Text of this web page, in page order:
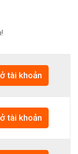
tài khoản
tài khoản